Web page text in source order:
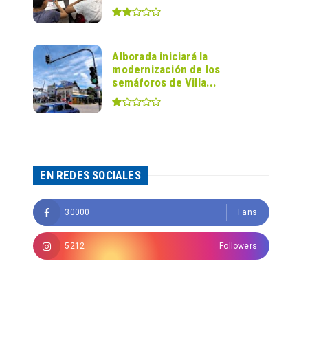
Alborada iniciará la
modernización de los
semáforos de Villa...
EN REDES SOCIALES
30000 Fans
5212 Followers